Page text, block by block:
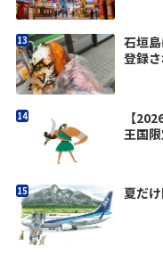
石垣
登録
【
王国
夏だ